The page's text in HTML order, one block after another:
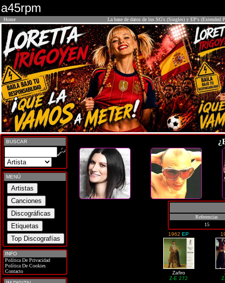
a45rpm
Home La base de datos de los SG's (Singles) y EP's (Extended
BUSCAR
MENÚ
INFO
Política De Privacidad
Política De Cookies
Contacto
Referencias
15
1962EP
Zafiro
Z-E 272